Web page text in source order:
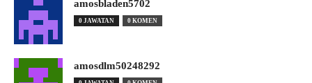
amosbladen5702
0 JAWATAN 0 KOMEN
amosdlm50248292